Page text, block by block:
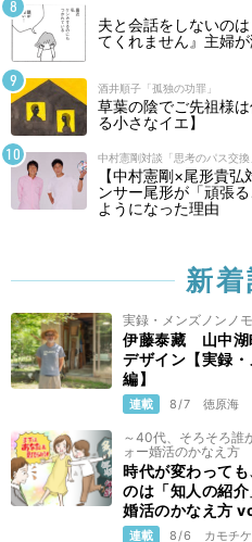
夫と会話をしないの
てくれません』主婦
酒井順子「孤独の功罪」
草葉の陰でご先祖様
る小さなイエ】
中村憲剛対談「思考のパス交換
【中村憲剛×尾形貴
ンサー尾形が「頑張
ようになった理由
新
実録・メンズノンノ
伊藤泰藏 山中湖
デザイン【実録
編】
連載 8/7 徳原海
～40代、そろそろ
ォー婚活のかなえ方
時代が変わって
のは「知人の紹
婚活のかなえ方
連載 8/6 カモチ